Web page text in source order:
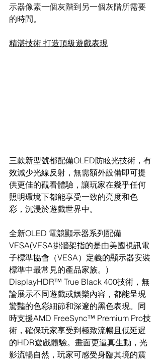
示器像素一個灰階到另一個灰階所需要
的時間。
精湛技術 打造頂級遊戲表現
三款新型號都配備OLED防眩光技術，有
效減少光線反射，無需額外設備即可提
供更佳的觀看體驗，讓玩家在幾乎任何
照明環境下都能享受一致的亮度和色
彩，沉浸於遊戲世界中。
全新OLED 電競顯示器系列配備
VESA(VESA掛牆架指的是由美國視訊電
子標準協會（VESA）定義的顯示器安裝
標準中最常見的產品家族。)
DisplayHDR™ True Black 400技術，無
論展示不同遊戲或娛樂內容，都能呈現
驚豔的色彩細節和深邃的黑色表現。同
時支援AMD FreeSync™ Premium Pro技
術，確保玩家享受到極致流暢且低延遲
的HDR遊戲體驗。畫面更逼真生動，光
影流暢自然，玩家可感受身臨其境的震